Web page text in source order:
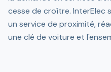
cesse de croître. InterElec
un service de proximité,
une clé de voiture et